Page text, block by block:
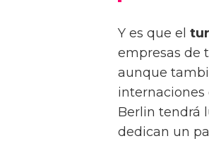
Y es que el
empresas de
aunque
internaciones
Berlin tendrá
dedican un